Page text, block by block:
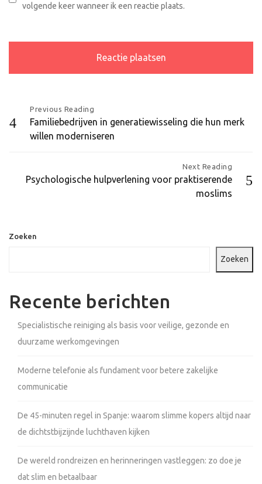
volgende keer wanneer ik een reactie plaats.
Bericht
navigatie
Previous Reading
Familiebedrijven in generatiewisseling die hun merk
willen moderniseren
Next Reading
Psychologische hulpverlening voor praktiserende
moslims
Zoeken
Zoeken
Recente berichten
Specialistische reiniging als basis voor veilige, gezonde en
duurzame werkomgevingen
Moderne telefonie als fundament voor betere zakelijke
communicatie
De 45-minuten regel in Spanje: waarom slimme kopers altijd naar
de dichtstbijzijnde luchthaven kijken
De wereld rondreizen en herinneringen vastleggen: zo doe je
dat slim en betaalbaar